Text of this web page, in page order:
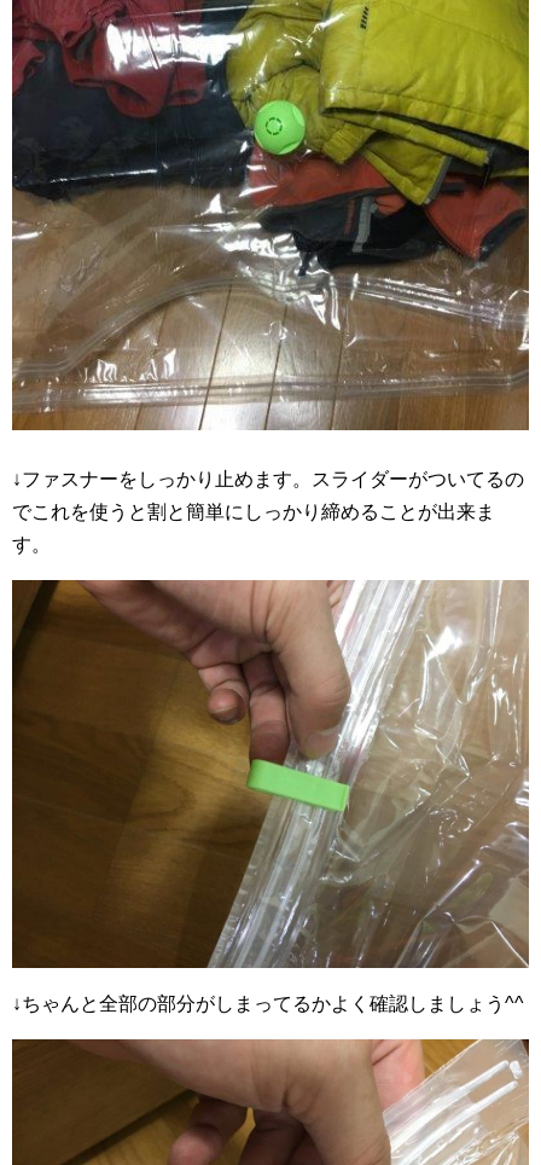
↓ファスナーをしっかり止めます。スライダーがついてるの
でこれを使うと割と簡単にしっかり締めることが出来ま
す。
↓ちゃんと全部の部分がしまってるかよく確認しましょう^^